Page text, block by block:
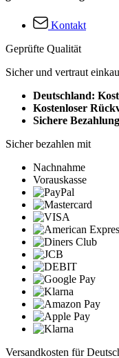
Kontakt
Geprüfte Qualität
Sicher und vertraut
Deutschland:
Kostenloser
Sichere Bezahlung
Sicher bezahlen mit
Nachnahme
Vorauskasse
Versandkosten für